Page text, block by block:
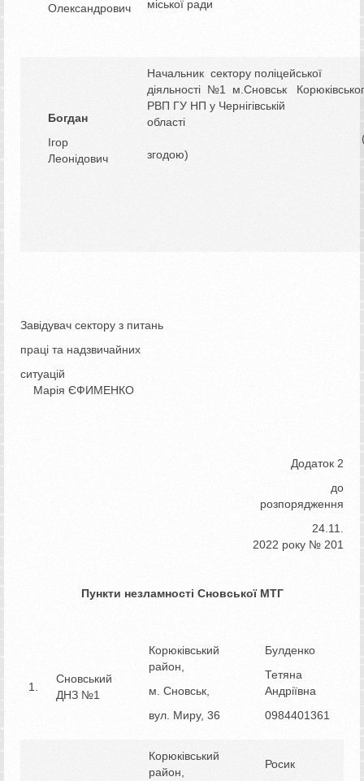
Олександрович міської ради
Богдан
Ігор
Леонідович
Начальник сектору поліцейської
діяльності №1 м.Сновськ
РВП ГУ НП у Чернігівській
області
згодою)
Завідувач сектору з питань
праці та надзвичайних
ситуацій
Марія ЄФИМЕНКО
Додаток 2
до
розпорядження
24.11.
2022 року № 201
Пункти незламності Сновської МТГ
1.
Сновський
ДНЗ №1
Корюківський
район,
м. Сновськ,
вул. Миру, 36
Булденко
Тетяна
Андріївна
0984401361
Корюківський
район,
Росик